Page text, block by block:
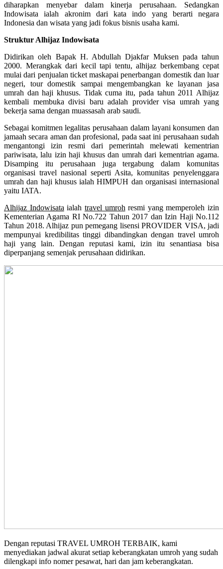
diharapkan menyebar dalam kinerja perusahaan. Sedangkan
Indowisata ialah akronim dari kata indo yang berarti negara
Indonesia dan wisata yang jadi fokus bisnis usaha kami.
Struktur Alhijaz Indowisata
Didirikan oleh Bapak H. Abdullah Djakfar Muksen pada tahun
2000. Merangkak dari kecil tapi tentu, alhijaz berkembang cepat
mulai dari penjualan ticket maskapai penerbangan domestik dan luar
negeri, tour domestik sampai mengembangkan ke layanan jasa
umrah dan haji khusus. Tidak cuma itu, pada tahun 2011 Alhijaz
kembali membuka divisi baru adalah provider visa umrah yang
bekerja sama dengan muassasah arab saudi.
Sebagai komitmen legalitas perusahaan dalam layani konsumen dan
jamaah secara aman dan profesional, pada saat ini perusahaan sudah
mengantongi izin resmi dari pemerintah melewati kementrian
pariwisata, lalu izin haji khusus dan umrah dari kementrian agama.
Disamping itu perusahaan juga tergabung dalam komunitas
organisasi travel nasional seperti Asita, komunitas penyelenggara
umrah dan haji khusus ialah HIMPUH dan organisasi internasional
yaitu IATA.
Alhijaz Indowisata ialah travel umroh resmi yang memperoleh izin
Kementerian Agama RI No.722 Tahun 2017 dan Izin Haji No.112
Tahun 2018. Alhijaz pun pemegang lisensi PROVIDER VISA, jadi
mempunyai kredibilitas tinggi dibandingkan dengan travel umroh
haji yang lain. Dengan reputasi kami, izin itu senantiasa bisa
diperpanjang semenjak perusahaan didirikan.
Dengan reputasi TRAVEL UMROH TERBAIK, kami
menyediakan jadwal akurat setiap keberangkatan umroh yang sudah
dilengkapi info nomer pesawat, hari dan jam keberangkatan.